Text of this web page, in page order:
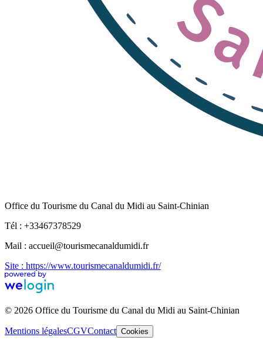
Office du Tourisme du Canal du Midi au Saint-Chinian
Tél : +33467378529
Mail : accueil@tourismecanaldumidi.fr
Site : https://www.tourismecanaldumidi.fr/
© 2026 Office du Tourisme du Canal du Midi au Saint-Chinian
Mentions légalesCGVContact Cookies